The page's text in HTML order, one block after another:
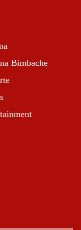
Bimbache